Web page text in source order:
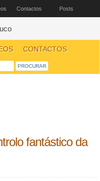
Contactos Posts
CONTACTOS
fantástico da